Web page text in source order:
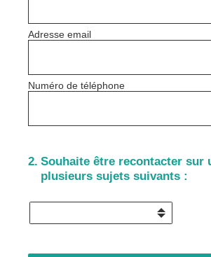
Adresse email
Numéro de téléphone
2. Souhaite être recontacter sur
plusieurs sujets suivants :